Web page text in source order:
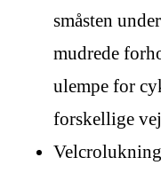
småsten
mudrede
ulempe for
forskellige